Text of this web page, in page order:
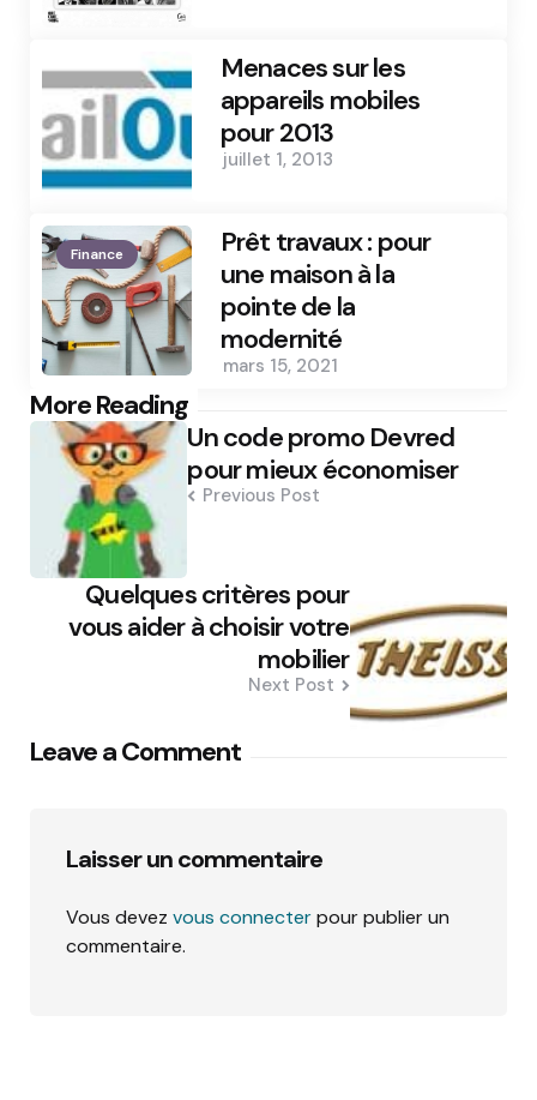
Menaces sur les
appareils mobiles
pour 2013
juillet 1, 2013
Finance
Prêt travaux : pour
une maison à la
pointe de la
modernité
mars 15, 2021
More Reading
Post
navigation Un code promo Devred
pour mieux économiser
Previous Post
Quelques critères pour
vous aider à choisir votre
mobilier
Next Post
Leave a Comment
Laisser un commentaire
Vous devez vous connecterpour publier un
commentaire.